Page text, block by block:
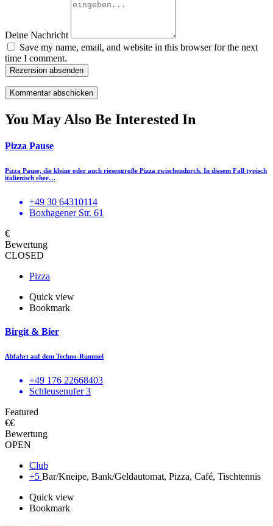
Deine Nachricht
Save my name, email, and website in this browser for the next
time I comment.
Rezension absenden
You May Also Be Interested In
Pizza Pause
Pizza Pause, die kleine oder auch riesengroße Pizza zwischendurch. In diesem Fall typisch
italienisch eher…
+49 30 64310114
Boxhagener Str. 61
€
Bewertung
CLOSED
Pizza
Quick view
Bookmark
Birgit & Bier
Abfahrt auf dem Techno-Rummel
+49 176 22668403
Schleusenufer 3
Featured
€€
Bewertung
OPEN
Club
+5 Bar/Kneipe, Bank/Geldautomat, Pizza, Café, Tischtennis
Quick view
Bookmark